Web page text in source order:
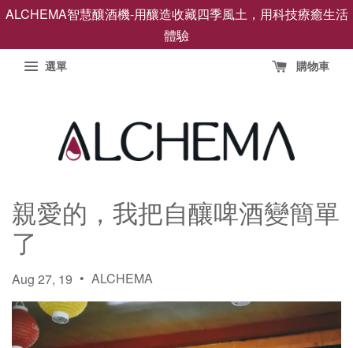
ALCHEMA智慧釀酒機-用釀造收藏四季風土，用科技療癒生活
體驗
選單 購物車
親愛的，我把自釀啤酒變簡單
了
Aug 27, 19 • ALCHEMA